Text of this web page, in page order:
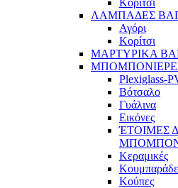
ΛΑΜΠΑΔΕΣ
Αγόρι
Κορίτσι
ΜΑΡΤΥΡΙΚΑ
Plexiglass-
Βότσαλο
Γυάλινα
Εικόνες
ΈΤΟΙΜΕΣ
Κεραμικές
Κούπες